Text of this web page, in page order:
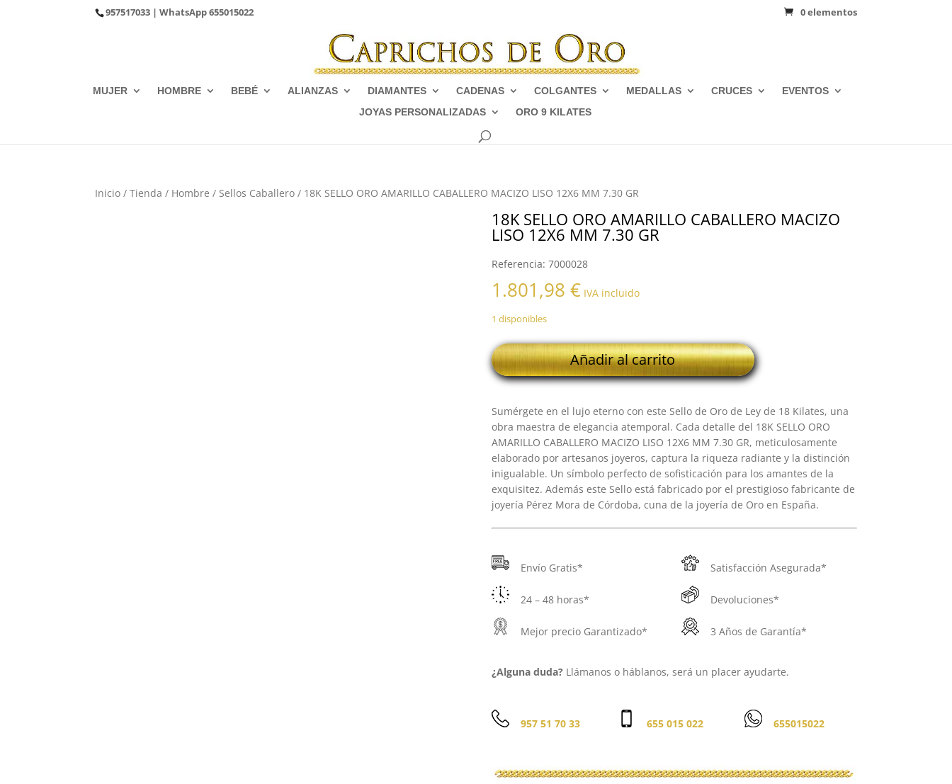
957517033 | WhatsApp655015022 0 elementos
MUJER HOMBRE BEBÉ ALIANZAS DIAMANTES CADENAS COLGANTES MEDALLAS CRUCES
EVENTOS
JOYAS PERSONALIZADAS
ORO 9 KILATES
Inicio /Tienda / Hombre / Sellos Caballero / 18K SELLO ORO AMARILLO CABALLERO MACIZO LISO 12X6 MM 7.30 GR
18K SELLO ORO AMARILLO CABALLERO MACIZO
LISO 12X6 MM 7.30 GR
Referencia: 7000028
1.801,98 € IVA incluido
1 disponibles
18K
SELLO
ORO
CABALLERO
MACIZO
LISO
12X6
MM
7.30
GR
Añadir al carrito
Sumérgete en el lujo eterno con este Sello de Oro de Ley de 18 Kilates, una
obra maestra de elegancia atemporal. Cada detalle del 18K SELLO ORO
AMARILLO CABALLERO MACIZO LISO 12X6 MM 7.30 GR, meticulosamente
elaborado por artesanos joyeros, captura la riqueza radiante y la distinción
inigualable. Un símbolo perfecto de sofisticación para los amantes de la
exquisitez. Además este Sello está fabricado por el prestigioso fabricante de
joyería Pérez Mora de Córdoba, cuna de la joyería de Oro en España.
Envío Gratis*
24 – 48 horas*
Mejor precio Garantizado*
Satisfacción Asegurada*
Devoluciones*
3 Años de Garantía*
¿Alguna duda?Llámanos o háblanos, será un placer ayudarte.
957 51 70 33 655 015 022 655015022